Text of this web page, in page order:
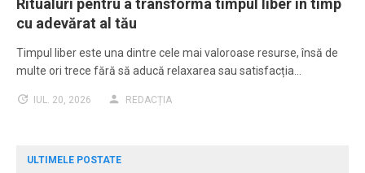
Ritualuri pentru a transforma timpul liber în timp
cu adevărat al tău
Timpul liber este una dintre cele mai valoroase resurse, însă de
multe ori trece fără să aducă relaxarea sau satisfacția…
IUL. 20, 2026 REDACȚIA
ULTIMELE POSTATE